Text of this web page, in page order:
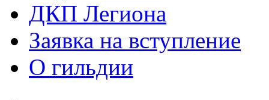
ДКП Легиона
Заявка на вступление
О гильдии